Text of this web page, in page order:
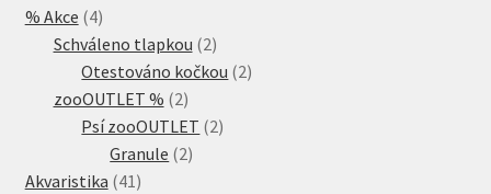
% Akce 44
produkty
Schváleno tlapkou 22
produkty
Otestováno kočkou 22
zooOUTLET % 22
produkty
Psí zooOUTLET 22
Granule 22
Akvaristika 41 41